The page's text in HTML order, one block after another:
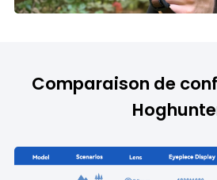
Comparaison de